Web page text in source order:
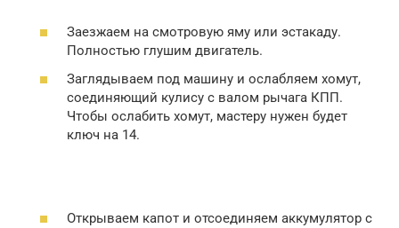
Заезжаем на смотровую яму или эстакаду.
Полностью глушим двигатель.
Заглядываем под машину и ослабляем хомут,
соединяющий кулису с валом рычага КПП.
Чтобы ослабить хомут, мастеру нужен будет
ключ на 14.
Открываем капот и отсоединяем аккумулятор с